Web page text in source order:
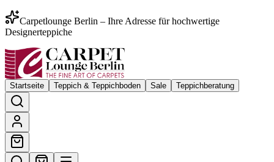
Carpetlounge Berlin – Ihre Adresse für hochwertige
Designerteppiche
Startseite Teppich & Teppichboden Sale Teppichberatung